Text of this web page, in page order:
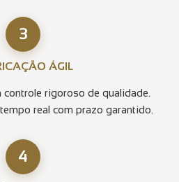
3
ÁGIL
rigoroso de qualidade.
real com prazo garantido.
4